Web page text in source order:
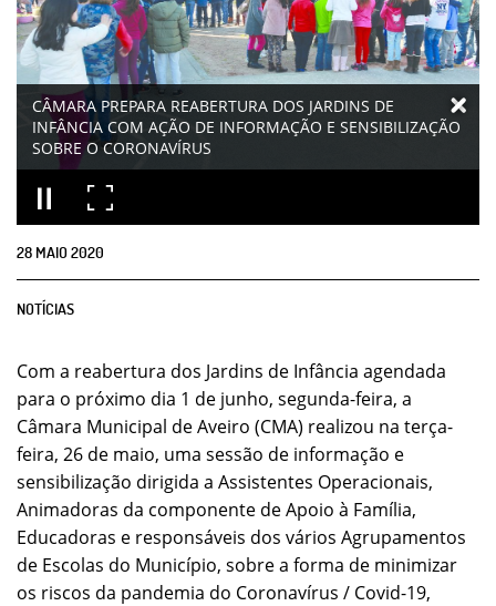
CÂMARA PREPARA REABERTURA DOS JARDINS DE
INFÂNCIA COM AÇÃO DE INFORMAÇÃO E SENSIBILIZAÇÃO
SOBRE O CORONAVÍRUS
28 MAIO2020
NOTÍCIAS
Com a reabertura dos Jardins de Infância agendada
para o próximo dia 1 de junho, segunda-feira, a
Câmara Municipal de Aveiro (CMA) realizou na terça-
feira, 26 de maio, uma sessão de informação e
sensibilização dirigida a Assistentes Operacionais,
Animadoras da componente de Apoio à Família,
Educadoras e responsáveis dos vários Agrupamentos
de Escolas do Município, sobre a forma de minimizar
os riscos da pandemia do Coronavírus / Covid-19,